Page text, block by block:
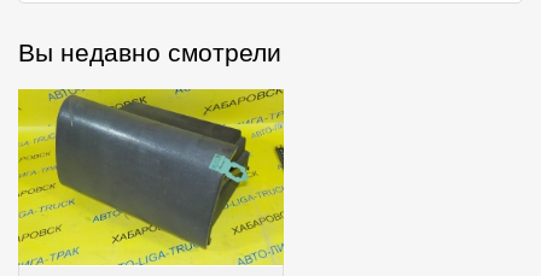
Вы недавно смотрели